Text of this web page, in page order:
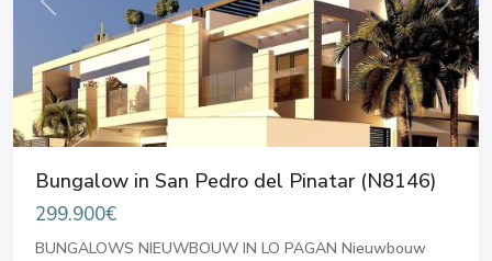
Previous Next
Bungalow in San Pedro del Pinatar (N8146)
299.900€
BUNGALOWS NIEUWBOUW IN LO PAGAN Nieuwbouw